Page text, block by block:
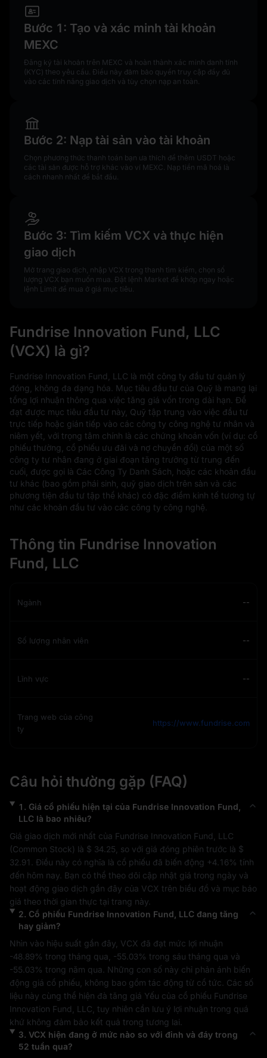
Bước 1: Tạo và xác minh tài khoản
MEXC
Đăng ký tài khoản trên MEXC và hoàn thành xác minh danh tính
(KYC) theo yêu cầu. Điều này đảm bảo quyền truy cập đầy đủ
vào các tính năng giao dịch và tùy chọn nạp an toàn.
Bước 2: Nạp tài sản vào tài khoản
Chọn phương thức thanh toán bạn ưa thích để thêm USDT hoặc
các tài sản được hỗ trợ khác vào ví MEXC. Nạp tiền mã hoá là
cách nhanh nhất để bắt đầu.
Bước 3: Tìm kiếm VCX và thực hiện
giao dịch
Mở trang giao dịch, nhập VCX trong thanh tìm kiếm, chọn số
lượng VCX bạn muốn mua. Đặt lệnh Market để khớp ngay hoặc
lệnh Limit để mua ở giá mục tiêu.
Fundrise Innovation Fund, LLC
(VCX) là gì?
Fundrise Innovation Fund, LLC là một công ty đầu tư quản lý
đóng, không đa dạng hóa. Mục tiêu đầu tư của Quỹ là mang lại
tổng lợi nhuận thông qua việc tăng giá vốn trong dài hạn. Để
đạt được mục tiêu đầu tư này, Quỹ tập trung vào việc đầu tư
trực tiếp hoặc gián tiếp vào các công ty công nghệ tư nhân và
niêm yết, với trọng tâm chính là các chứng khoán vốn (ví dụ: cổ
phiếu thường, cổ phiếu ưu đãi và nợ chuyển đổi) của một số
công ty tư nhân đang ở giai đoạn tăng trưởng từ trung đến
cuối, được gọi là Các Công Ty Danh Sách, hoặc các khoản đầu
tư khác (bao gồm phái sinh, quỹ giao dịch trên sàn và các
phương tiện đầu tư tập thể khác) có đặc điểm kinh tế tương tự
như các khoản đầu tư vào các công ty công nghệ.
Thông tin Fundrise Innovation
Fund, LLC
Ngành --
Số lượng nhân viên --
Lĩnh vực --
Trang web của công
ty
https://www.fundrise.com
Câu hỏi thường gặp (FAQ)
1 . Giá cổ phiếu hiện tại của Fundrise Innovation Fund,
LLClà bao nhiêu?
Giá giao dịch mới nhất của Fundrise Innovation Fund, LLC
(Common Stock) là $ 34.25 , so với giá đóng phiên trước là $
32.91
. Điều này có nghĩa là cổ phiếu đã biến động +4.16% tính
đến hôm nay. Bạn có thể theo dõi cập nhật giá trong ngày và
hoạt động giao dịch gần đây của VCX trên biểu đồ và mục báo
giá theo thời gian thực tại trang này.
2. Cổ phiếu Fundrise Innovation Fund, LLCđang tăng
hay giảm?
Nhìn vào hiệu suất gần đây, VCX
-48.89% trong tháng qua, -55.03%
-55.03% trong năm qua. Những con số này chỉ phản ánh biến
động giá cổ phiếu, không bao gồm tác động từ cổ tức. Các số
liệu này cùng thể hiện đà tăng giá Yếu của cổ phiếu Fundrise
Innovation Fund, LLC , tuy nhiên cần lưu ý lợi nhuận trong quá
khứ không đảm bảo kết quả trong tương lai.
3. VCX hiện đang ở mức nào so với đỉnh và đáy trong
52 tuần qua?